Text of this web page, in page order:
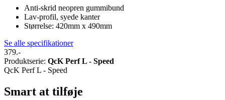
Anti-skrid neopren gummibund
Lav-profil, syede kanter
Størrelse: 420mm x 490mm
Se alle specifikationer
379.-
Produktserie: QcK Perf L - Speed
QcK Perf L - Speed
Smart at tilføje